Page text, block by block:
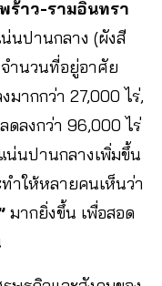
ร้าว-รามอินทรา
นปานกลาง (ผังสี
ำนวนที่อยู่อาศัย
มากกว่า 27,000 ไร่,
ลงกว่า 96,000 ไร่
นปานกลางเพิ่มขึ้น
ำให้หลายคนเห็นว่า
มากยิ่งขึ้น เพื่อสอด